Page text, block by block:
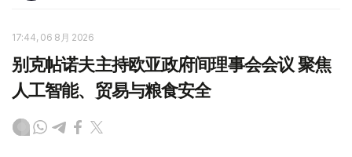
17:44, 06 8月 2026
别克帖诺夫主持欧亚政府间理事会会议 聚焦
人工智能、贸易与粮食安全